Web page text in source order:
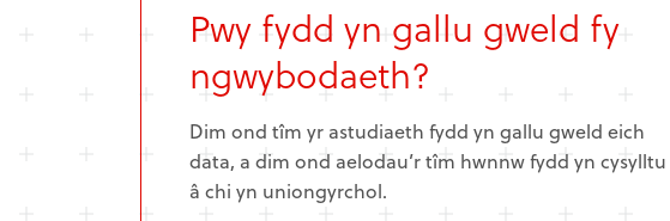
Pwy fydd yn gallu gweld fy
ngwybodaeth?
Dim ond tîm yr astudiaeth fydd yn gallu gweld eich
data, a dim ond aelodau’r tîm hwnnw fydd yn cysylltu
â chi yn uniongyrchol.